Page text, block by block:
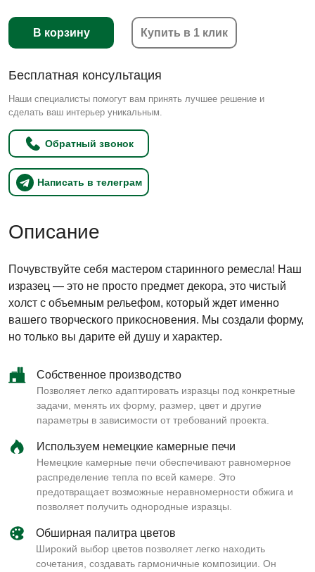
В корзину Купить в 1 клик
Бесплатная консультация
Наши специалисты помогут вам принять лучшее решение и
сделать ваш интерьер уникальным.
Обратный звонок
Написать в телеграм
Описание
Почувствуйте себя мастером старинного ремесла! Наш
изразец — это не просто предмет декора, это чистый
холст с объемным рельефом, который ждет именно
вашего творческого прикосновения. Мы создали форму,
но только вы дарите ей душу и характер.
Собственное производство
Позволяет легко адаптировать изразцы под конкретные
задачи, менять их форму, размер, цвет и другие
параметры в зависимости от требований проекта.
Используем немецкие камерные печи
Немецкие камерные печи обеспечивают равномерное
распределение тепла по всей камере. Это
предотвращает возможные неравномерности обжига и
позволяет получить однородные изразцы.
Обширная палитра цветов
Широкий выбор цветов позволяет легко находить
сочетания, создавать гармоничные композиции. Он